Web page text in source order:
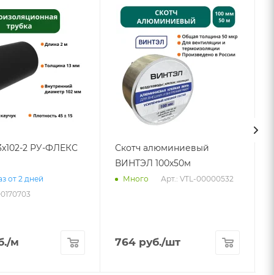
2 РУ-ФЛЕКС
от 2 дней
/м
Скотч алюминиевый
ВИНТЭЛ 100х50м
Много Арт.: VTL-00000532
764 руб./шт